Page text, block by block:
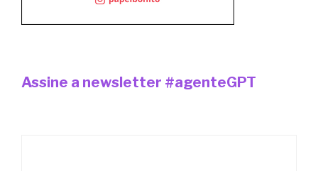
Assine a newsletter #agenteGPT